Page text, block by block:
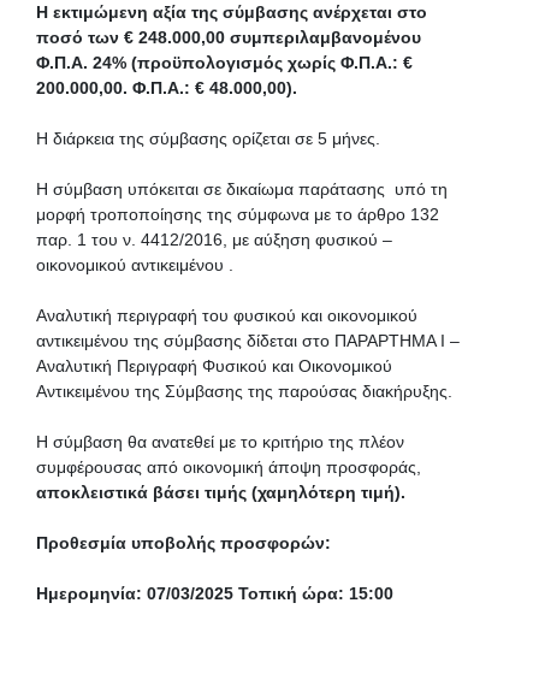
Η εκτιμώμενη αξία της σύμβασης ανέρχεται στο
ποσό των € 248.000,00 συμπεριλαμβανομένου
Φ.Π.Α. 24% (προϋπολογισμός χωρίς Φ.Π.Α.: €
200.000,00. Φ.Π.Α.: € 48.000,00).
Η διάρκεια της σύμβασης ορίζεται σε 5 μήνες.
Η σύμβαση υπόκειται σε δικαίωμα παράτασης υπό τη
μορφή τροποποίησης της σύμφωνα με το άρθρο 132
παρ. 1 του ν. 4412/2016, με αύξηση φυσικού –
οικονομικού αντικειμένου .
Αναλυτική περιγραφή του φυσικού και οικονομικού
αντικειμένου της σύμβασης δίδεται στο ΠΑΡΑΡΤΗΜΑ Ι –
Αναλυτική Περιγραφή Φυσικού και Οικονομικού
Αντικειμένου της Σύμβασης της παρούσας διακήρυξης.
Η σύμβαση θα ανατεθεί με το κριτήριο της πλέον
συμφέρουσας από οικονομική άποψη προσφοράς,
αποκλειστικά βάσει τιμής (χαμηλότερη τιμή).
Προθεσμία υποβολής προσφορών:
Ημερομηνία: 07/03/2025 Τοπική ώρα: 15:00